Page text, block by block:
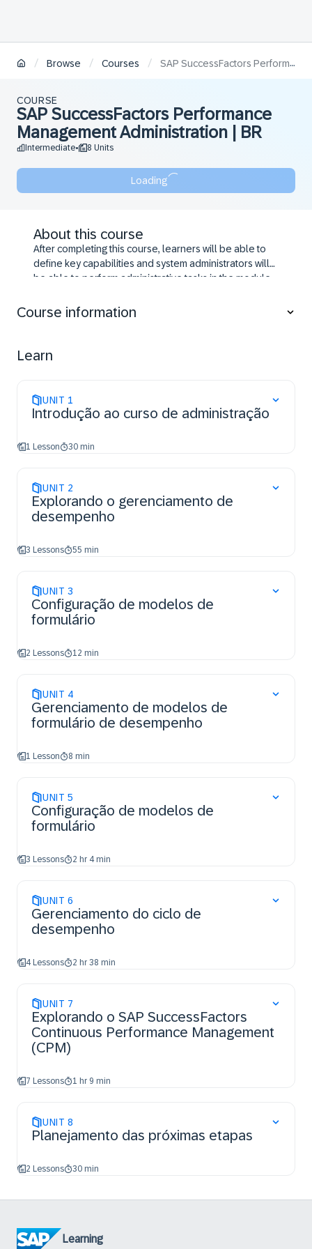
/ Browse / Courses / SAP SuccessFactors Performance Management Administration | BR
COURSE
SAP SuccessFactors Performance
Management Administration | BR
Intermediate• 8 Units
Loading
About this course
After completing this course, learners will be able to
define key capabilities and system administrators will
be able to perform administrative tasks in the module.
Course information
Learn
UNIT 1
Introdução ao curso de administração
1 Lesson 30 min
UNIT 2
Explorando o gerenciamento de
desempenho
3 Lessons 55 min
UNIT 3
Configuração de modelos de
formulário
2 Lessons 12 min
UNIT 4
Gerenciamento de modelos de
formulário de desempenho
1 Lesson 8 min
UNIT 5
Configuração de modelos de
formulário
3 Lessons 2 hr 4 min
UNIT 6
Gerenciamento do ciclo de
desempenho
4 Lessons 2 hr 38 min
UNIT 7
Explorando o SAP SuccessFactors
Continuous Performance Management
(CPM)
7 Lessons 1 hr 9 min
UNIT 8
Planejamento das próximas etapas
2 Lessons 30 min
Learning